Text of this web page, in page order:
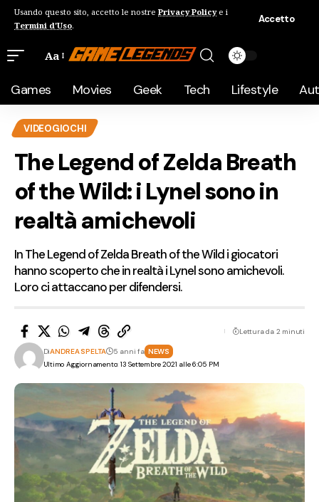
Usando questo sito, accetto le nostre Privacy Policye i
Termini d'Uso.
Accetto
Aa
Games Movies Geek Tech Lifestyle
VIDEOGIOCHI
The Legend of Zelda Breath
of the Wild: i Lynel sono in
realtà amichevoli
In The Legend of Zelda Breath of the Wild i giocatori
hanno scoperto che in realtà i Lynel sono amichevoli.
Loro ci attaccano per difendersi.
Ultimo Aggiornamento: 13 Settembre 2021 alle 6:05 PM
DiANDREA SPELTA 5 anni fa NEWS
Lettura da 2 minuti